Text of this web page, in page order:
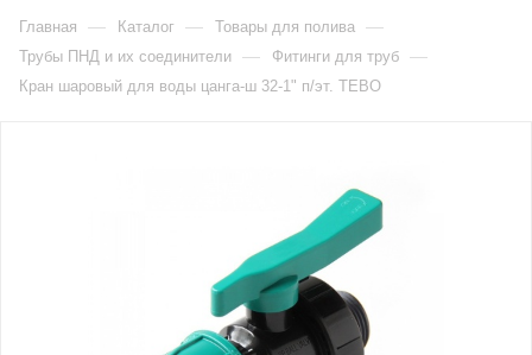
Главная — Каталог — Товары для полива —
Трубы ПНД и их соединители — Фитинги для труб —
Кран шаровый для воды цанга-ш 32-1" п/эт. ТЕВО